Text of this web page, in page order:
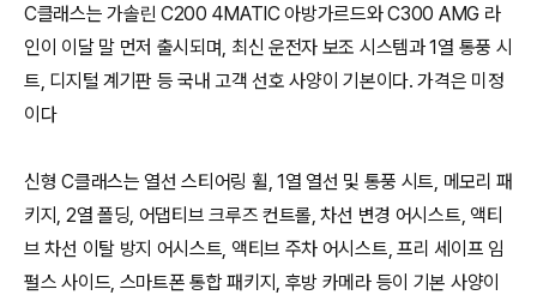
C클래스는 가솔린 C200 4MATIC 아방가르드와 C300 AMG 라
인이 이달 말 먼저 출시되며, 최신 운전자 보조 시스템과 1열 통풍 시
트, 디지털 계기판 등 국내 고객 선호 사양이 기본이다. 가격은 미정
이다
신형 C클래스는 열선 스티어링 휠, 1열 열선 및 통풍 시트, 메모리 패
키지, 2열 폴딩, 어댑티브 크루즈 컨트롤, 차선 변경 어시스트, 액티
브 차선 이탈 방지 어시스트, 액티브 주차 어시스트, 프리 세이프 임
펄스 사이드, 스마트폰 통합 패키지, 후방 카메라 등이 기본 사양이